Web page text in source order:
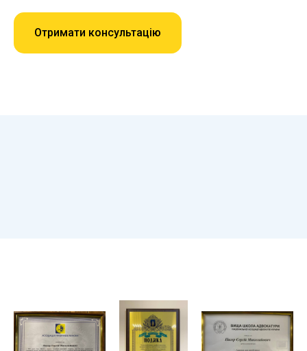
Отримати консультацію